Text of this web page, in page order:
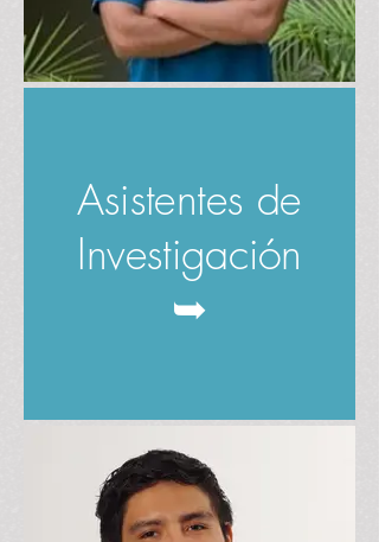
Asistentes de
Investigación
➥